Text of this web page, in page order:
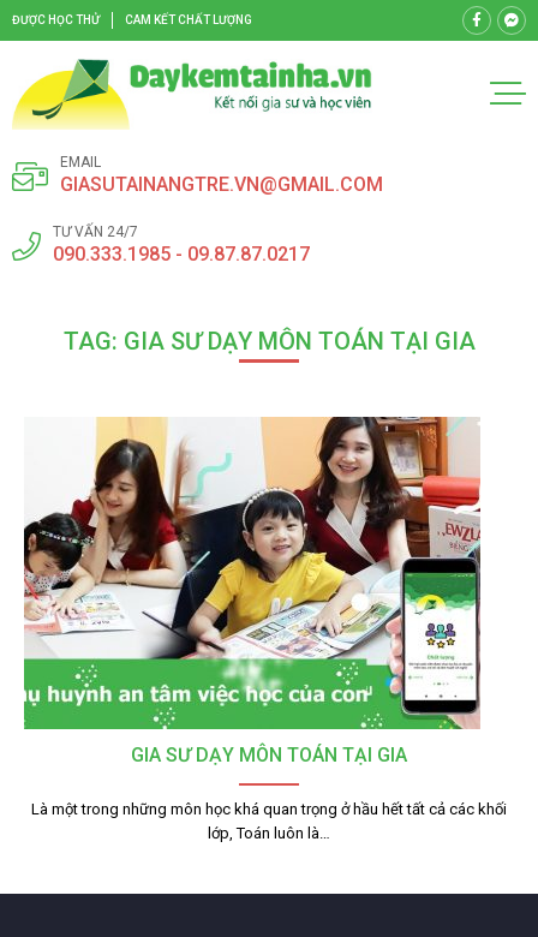
ĐƯỢC HỌC THỬ CAM KẾT CHẤT LƯỢNG
EMAIL
GIASUTAINANGTRE.VN@GMAIL.COM
TƯ VẤN 24/7
090.333.1985 - 09.87.87.0217
TAG: GIA SƯ DẠY MÔN TOÁN TẠI GIA
GIA SƯ DẠY MÔN TOÁN TẠI GIA
Là một trong những môn học khá quan trọng ở hầu hết tất cả các khối
lớp, Toán luôn là…